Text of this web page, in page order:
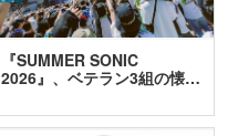
『SUMMER SONIC
2026』、ベテラン3組の懐…